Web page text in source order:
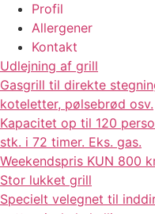
Profil
Allergener
Kontakt
Udlejning af grill
Gasgrill til direkte
koteletter, pølsebrød osv.
Kapacitet op til 120
stk. i 72 timer. Eks. gas.
Weekendspris KUN 800
Stor lukket grill
Specielt velegnet til